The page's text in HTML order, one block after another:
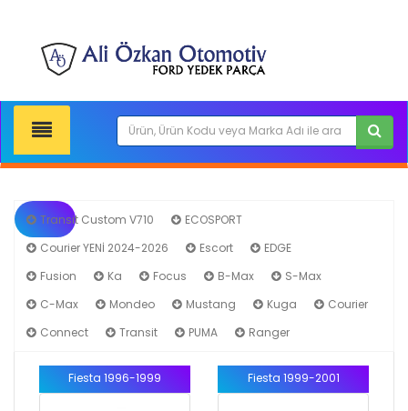
Transit Custom V710
ECOSPORT
Courier YENİ 2024-2026
Escort EDGE
Fusion
Ka Focus B-Max
S-Max
C-Max
Mondeo Mustang Kuga
Courier
Connect
Transit PUMA Ranger
Fiesta 1996-1999 Fiesta 1999-2001